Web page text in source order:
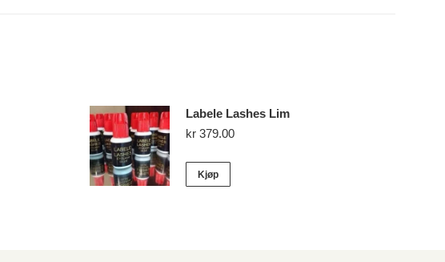
Labele Lashes Lim
kr 379.00
Kjøp